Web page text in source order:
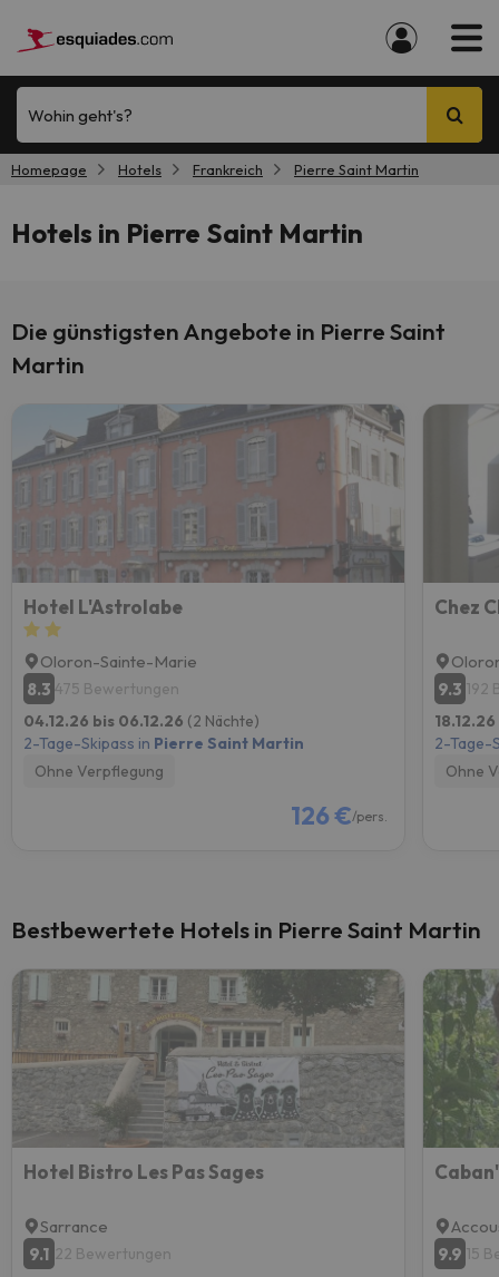
Wohin geht's?
Homepage Hotels Frankreich Pierre Saint Martin
Hotels in Pierre Saint Martin
Die günstigsten Angebote in Pierre Saint
Martin
Hotel L'Astrolabe
Oloron-Sainte-Marie
8.3 475 Bewertungen
04.12.26 bis 06.12.26 (2 Nächte)
2-Tage-Skipass in Pierre Saint Martin
Ohne Verpflegung
126 €/pers.
Chez
9.3 192
2-Tage-
Ohne
Bestbewertete Hotels in Pierre Saint Martin
Hotel Bistro Les Pas Sages
Sarrance
9.1 22 Bewertungen
9.9 15